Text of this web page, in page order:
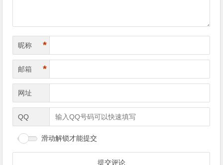
昵称 *
邮箱 *
网址
QQ
滑动解锁才能提交